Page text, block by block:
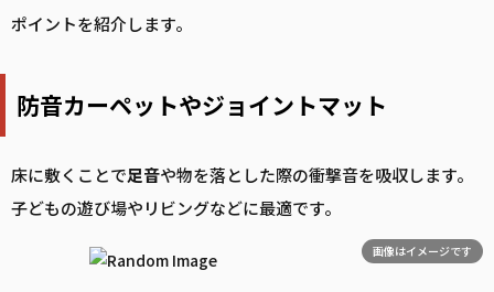
ポイントを紹介します。
防音カーペットやジョイントマット
床に敷くことで足音や物を落とした際の衝撃音を吸収します。
子どもの遊び場やリビングなどに最適です。
画像はイメージです